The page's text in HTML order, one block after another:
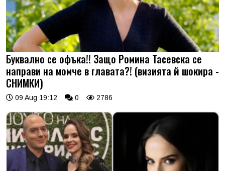
Буквално се офъка!! Защо Ромина Тасевска се
направи на момче в главата?! (визията й шокира -
СНИМКИ)
09 Aug 19:12 0 2786